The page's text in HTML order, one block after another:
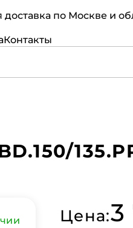
по Москве и
Контакты
Цена:3